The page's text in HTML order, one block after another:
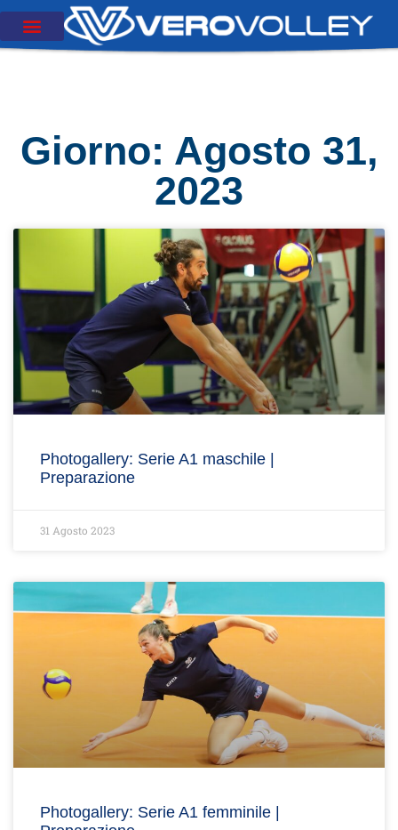
Giorno: Agosto 31,
2023
Photogallery: Serie A1 maschile |
Preparazione
31 Agosto 2023
Photogallery: Serie A1 femminile |